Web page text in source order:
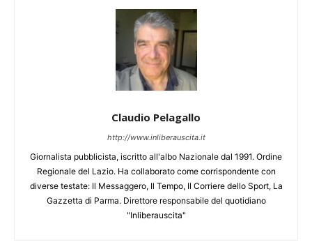
Claudio Pelagallo
http://www.inliberauscita.it
Giornalista pubblicista, iscritto all'albo Nazionale dal 1991. Ordine
Regionale del Lazio. Ha collaborato come corrispondente con
diverse testate: Il Messaggero, Il Tempo, Il Corriere dello Sport, La
Gazzetta di Parma. Direttore responsabile del quotidiano
"Inliberauscita"